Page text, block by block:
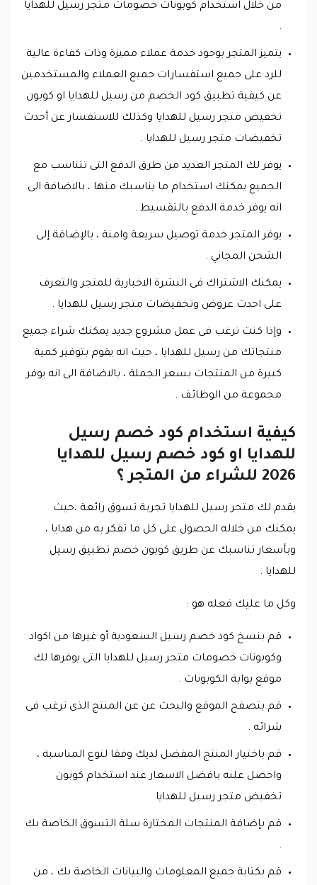
من خلال استخدام كوبونات خصومات متجر رسيل للهدايا
.
يتميز المتجر بوجود خدمة عملاء مميزة وذات كفاءة عالية
للرد على جميع استفسارات جميع العملاء والمستخدمين
عن كيفية تطبيق كود الخصم من رسيل للهدايا او كوبون
تخفيض متجر رسيل للهدايا وكذلك للاستفسار عن أحدث
تخفيضات متجر رسيل للهدايا .
يوفر لك المتجر العديد من طرق الدفع التى تتناسب مع
الجميع يمكنك استخدام ما يناسبك منها ، بالاضافة الى
انه يوفر خدمة الدفع بالتقسيط .
يوفر المتجر خدمة توصيل سريعة وامنة ، بالإضافة إلى
الشحن المجاني .
يمكنك الاشتراك فى النشرة الاخبارية للمتجر والتعرف
على احدث عروض وتخفيضات متجر رسيل للهدايا .
وإذا كنت ترغب فى عمل مشروع جديد يمكنك شراء جميع
منتجاتك من رسيل للهدايا ، حيث انه يقوم بتوفير كمية
كبيرة من المنتجات بسعر الجملة ، بالاضافة الى انه يوفر
مجموعة من الوظائف .
كيفية استخدام كود خصم رسيل
للهدايا او كود خصم رسيل للهدايا
2026 للشراء من المتجر ؟
يقدم لك متجر رسيل للهدايا تجربة تسوق رائعة ،حيث
يمكنك من خلاله الحصول على كل ما تفكر به من هدايا ،
وبأسعار تناسبك عن طريق كوبون خصم تطبيق رسيل
للهدايا .
وكل ما عليك فعله هو :
قم بنسخ كود خصم رسيل السعودية أو غيرها من اكواد
وكوبونات خصومات متجر رسيل للهدايا التى يوفرها لك
موقع بوابة الكوبونات .
قم بتصفح الموقع والبحث عن عن المنتج الذى ترغب فى
شرائه .
قم باختيار المنتج المفضل لديك وفقا لنوع المناسبة ،
واحصل علىه بافضل الاسعار عند استخدام كوبون
تخفيض متجر رسيل للهدايا
قم بإضافة المنتجات المختارة سلة التسوق الخاصة بك
.
قم بكتابة جميع المعلومات والبيانات الخاصة بك ، من